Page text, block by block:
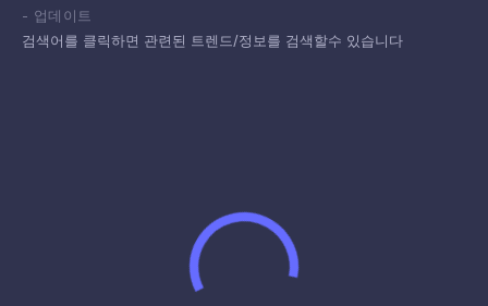
- 업데이트
검색어를 클릭하면 관련된 트렌드/정보를 검색할수 있습니다